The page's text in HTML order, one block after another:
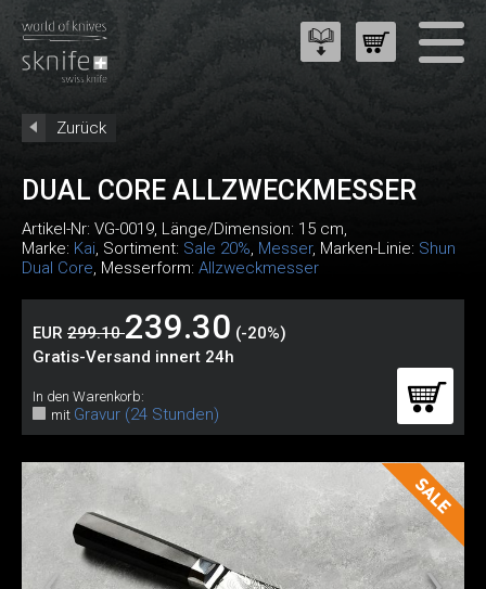
Zurück
DUAL CORE ALLZWECKMESSER
Artikel-Nr: VG-0019, Länge/Dimension: 15 cm,
Marke: Kai, Sortiment: Sale 20%, Messer, Marken-Linie: Shun
Dual Core, Messerform: Allzweckmesser
EUR 299.10239.30 (-20%)
Gratis-Versand innert 24h
In den Warenkorb:
mit Gravur (24 Stunden)